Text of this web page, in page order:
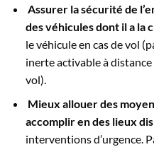
Assurer la sécurité de
des véhicules dont il a la
le véhicule en cas de vol
inerte activable à
vol).
Mieux allouer des
accomplir en des lieux
interventions d’urgence.